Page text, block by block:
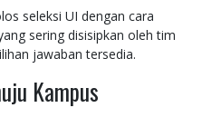
seleksi UI dengan cara
sering disisipkan oleh tim
jawaban tersedia.
Kampus